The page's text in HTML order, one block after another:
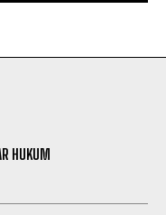
HUKUM